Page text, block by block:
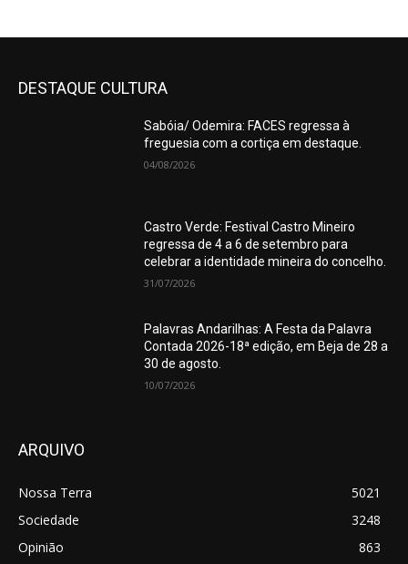
DESTAQUE CULTURA
Sabóia/ Odemira: FACES regressa à
freguesia com a cortiça em destaque.
04/08/2026
Castro Verde: Festival Castro Mineiro
regressa de 4 a 6 de setembro para
celebrar a identidade mineira do concelho.
31/07/2026
Palavras Andarilhas: A Festa da Palavra
Contada 2026-18ª edição, em Beja de 28 a
30 de agosto.
10/07/2026
ARQUIVO
Nossa Terra
5021
Sociedade
3248
Opinião
863